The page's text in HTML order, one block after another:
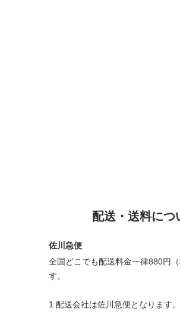
配送・送料につ
佐川急便
全国どこでも配送料金一律880円
す。
1.配送会社は佐川急便となります。